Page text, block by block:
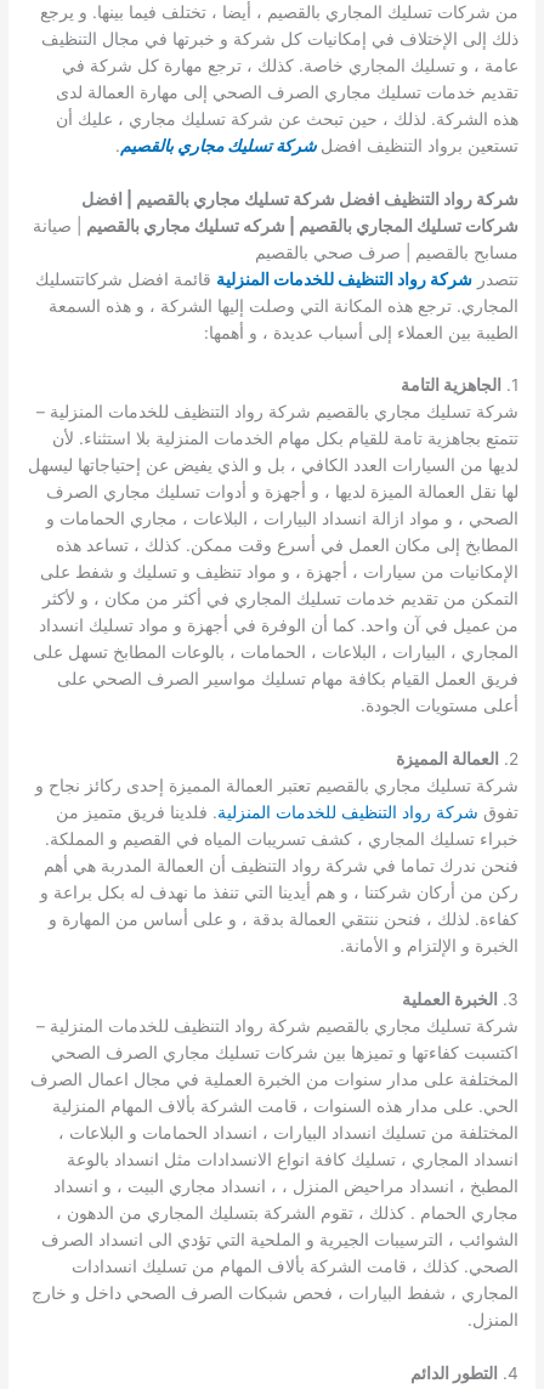
من شركات تسليك المجاري بالقصيم ، أيضا ، تختلف فيما بينها. و يرجع
ذلك إلى الإختلاف في إمكانيات كل شركة و خبرتها في مجال التنظيف
عامة ، و تسليك المجاري خاصة. كذلك ، ترجع مهارة كل شركة في
تقديم خدمات تسليك مجاري الصرف الصحي إلى مهارة العمالة لدى
هذه الشركة. لذلك ، حين تبحث عن شركة تسليك مجاري ، عليك أن
تستعين برواد التنظيف افضلشركة تسليك مجاري بالقصيم.
شركة رواد التنظيف افضل شركة تسليك مجاري بالقصيم | افضل
شركات تسليك المجاري بالقصيم | شركه تسليك مجاري بالقصيم
| صيانة
مسابح بالقصيم | صرف صحي بالقصيم
تتصدرشركة رواد التنظيف للخدمات المنزلية قائمة افضل شركاتتسليك
المجاري. ترجع هذه المكانة التي وصلت إليها الشركة ، و هذه السمعة
الطيبة بين العملاء إلى أسباب عديدة ، و أهمها:
1.
الجاهزية التامة
شركة تسليك مجاري بالقصيم شركة رواد التنظيف للخدمات المنزلية –
تتمتع بجاهزية تامة للقيام بكل مهام الخدمات المنزلية بلا استثناء. لأن
لديها من السيارات العدد الكافي ، بل و الذي يفيض عن إحتياجاتها ليسهل
لها نقل العمالة الميزة لديها ، و أجهزة و أدوات تسليك مجاري الصرف
الصحي ، و مواد ازالة انسداد البيارات ، البلاعات ، مجاري الحمامات و
المطابخ إلى مكان العمل في أسرع وقت ممكن. كذلك ، تساعد هذه
الإمكانيات من سيارات ، أجهزة ، و مواد تنظيف و تسليك و شفط على
التمكن من تقديم خدمات تسليك المجاري في أكثر من مكان ، و لأكثر
من عميل في آن واحد. كما أن الوفرة في أجهزة و مواد تسليك انسداد
المجاري ، البيارات ، البلاعات ، الحمامات ، بالوعات المطابخ تسهل على
فريق العمل القيام بكافة مهام تسليك مواسير الصرف الصحي على
أعلى مستويات الجودة.
2.
العمالة المميزة
شركة تسليك مجاري بالقصيم تعتبر العمالة المميزة إحدى ركائز نجاح و
تفوق شركة رواد التنظيف للخدمات المنزلية. فلدينا فريق متميز من
خبراء تسليك المجاري ، كشف تسريبات المياه في القصيم و المملكة.
فنحن ندرك تماما في شركة رواد التنظيف أن العمالة المدربة هي أهم
ركن من أركان شركتنا ، و هم أيدينا التي تنفذ ما نهدف له بكل براعة و
كفاءة. لذلك ، فنحن ننتقي العمالة بدقة ، و على أساس من المهارة و
الخبرة و الإلتزام و الأمانة.
3.
الخبرة العملية
شركة تسليك مجاري بالقصيم شركة رواد التنظيف للخدمات المنزلية –
اكتسبت كفاءتها و تميزها بين شركات تسليك مجاري الصرف الصحي
المختلفة على مدار سنوات من الخبرة العملية في مجال اعمال الصرف
الحي. على مدار هذه السنوات ، قامت الشركة بألاف المهام المنزلية
المختلفة من تسليك انسداد البيارات ، انسداد الحمامات و البلاعات ،
انسداد المجاري ، تسليك كافة انواع الانسدادات مثل انسداد بالوعة
المطبخ ، انسداد مراحيض المنزل ، ، انسداد مجاري البيت ، و انسداد
مجاري الحمام . كذلك ، تقوم الشركة بتسليك المجاري من الدهون ،
الشوائب ، الترسيبات الجيرية و الملحية التي تؤدي الى انسداد الصرف
الصحي. كذلك ، قامت الشركة بألاف المهام من تسليك انسدادات
المجاري ، شفط البيارات ، فحص شبكات الصرف الصحي داخل و خارج
المنزل.
4.
التطور الدائم